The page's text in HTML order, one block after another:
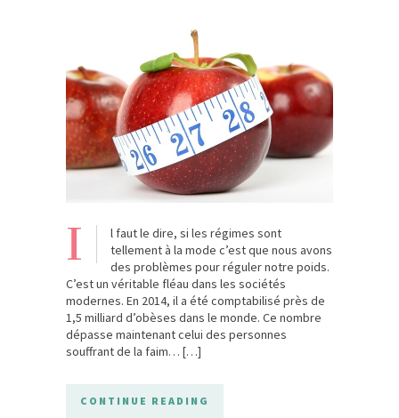
I
l faut le dire, si les régimes sont
tellement à la mode c’est que nous avons
des problèmes pour réguler notre poids.
C’est un véritable fléau dans les sociétés
modernes. En 2014, il a été comptabilisé près de
1,5 milliard d’obèses dans le monde. Ce nombre
dépasse maintenant celui des personnes
souffrant de la faim… […]
CONTINUE READING